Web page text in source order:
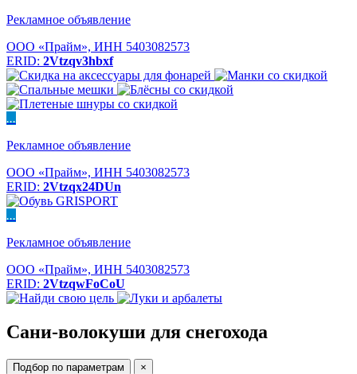
Рекламное объявление
ООО «Прайм», ИНН 5403082573
ERID: 2Vtzqv3hbxf
...
Рекламное объявление
ООО «Прайм», ИНН 5403082573
ERID: 2Vtzqx24DUn
...
Рекламное объявление
ООО «Прайм», ИНН 5403082573
ERID: 2VtzqwFoCoU
Сани-волокуши для снегохода
Подбор по параметрам ×